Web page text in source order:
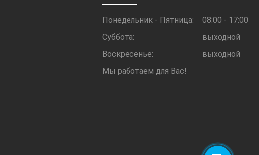
Понедельник - Пятница:
08:00 - 17:00
Суббота:
выходной
Воскресенье:
выходной
Мы работаем для Вас!